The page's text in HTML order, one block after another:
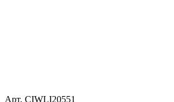
Арт. CIWLI20551